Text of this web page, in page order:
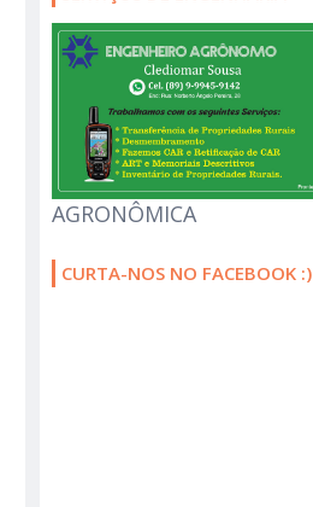
AGRONÔMICA
CURTA-NOS NO FACEBOOK :)